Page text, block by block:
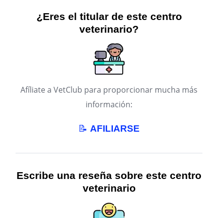
¿Eres el titular de este centro
veterinario?
Afíliate a VetClub para proporcionar mucha más
información:
📝 AFILIARSE
Escribe una reseña sobre este centro
veterinario